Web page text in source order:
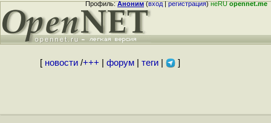
Профиль:Аноним(вход|регистрация)неRUopennet.me
[ новости/+++ форум| теги| ]